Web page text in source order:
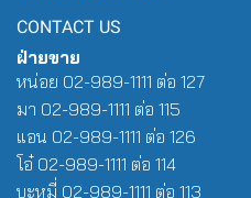
CONTACT US
ฝ่ายขาย
หน่อย 02-989-1111 ต่อ 127
มา 02-989-1111 ต่อ 115
แอน 02-989-1111 ต่อ 126
โอ๋ 02-989-1111 ต่อ 114
บะหมี่ 02-989-1111 ต่อ 113